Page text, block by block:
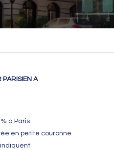
PARISIEN A
à Paris
en petite couronne
indiquent